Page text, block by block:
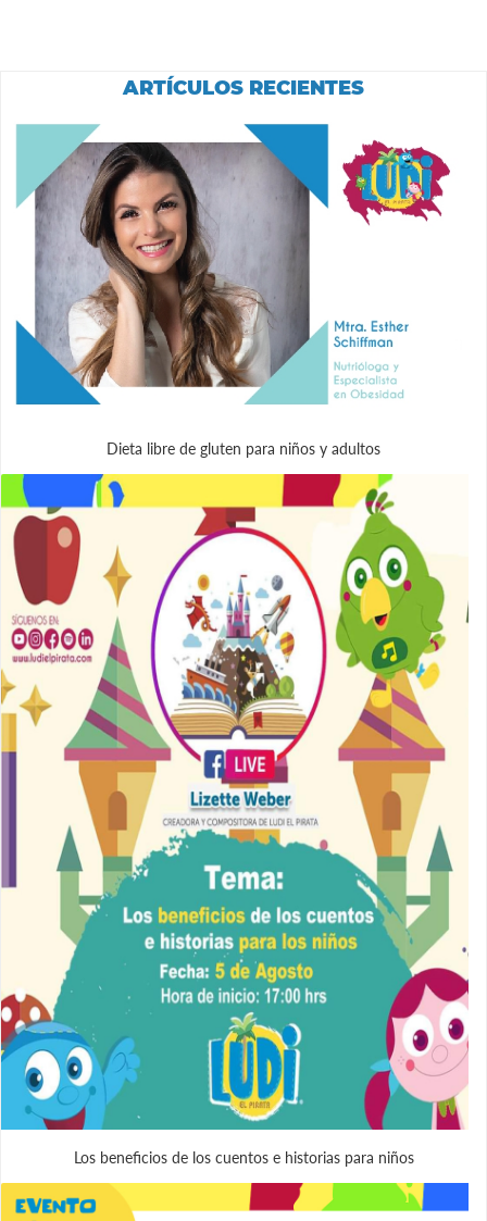
ARTÍCULOS RECIENTES
Dieta libre de gluten para niños y adultos
Los beneficios de los cuentos e historias para niños